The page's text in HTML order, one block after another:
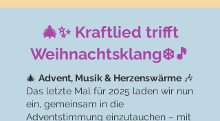
🎄✨ Kraftlied trifft
Weihnachtsklang❄️🎵
🎄 Advent, Musik & Herzenswärme 🎶
Das letzte Mal für 2025 laden wir nun
ein, gemeinsam in die
Adventstimmung einzutauchen – mit